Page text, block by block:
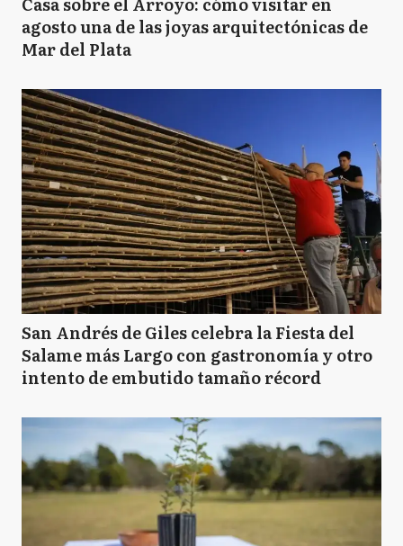
agosto una de las joyas arquitectónicas de
Mar del Plata
San Andrés de Giles celebra la Fiesta del
Salame más Largo con gastronomía y otro
intento de embutido tamaño récord